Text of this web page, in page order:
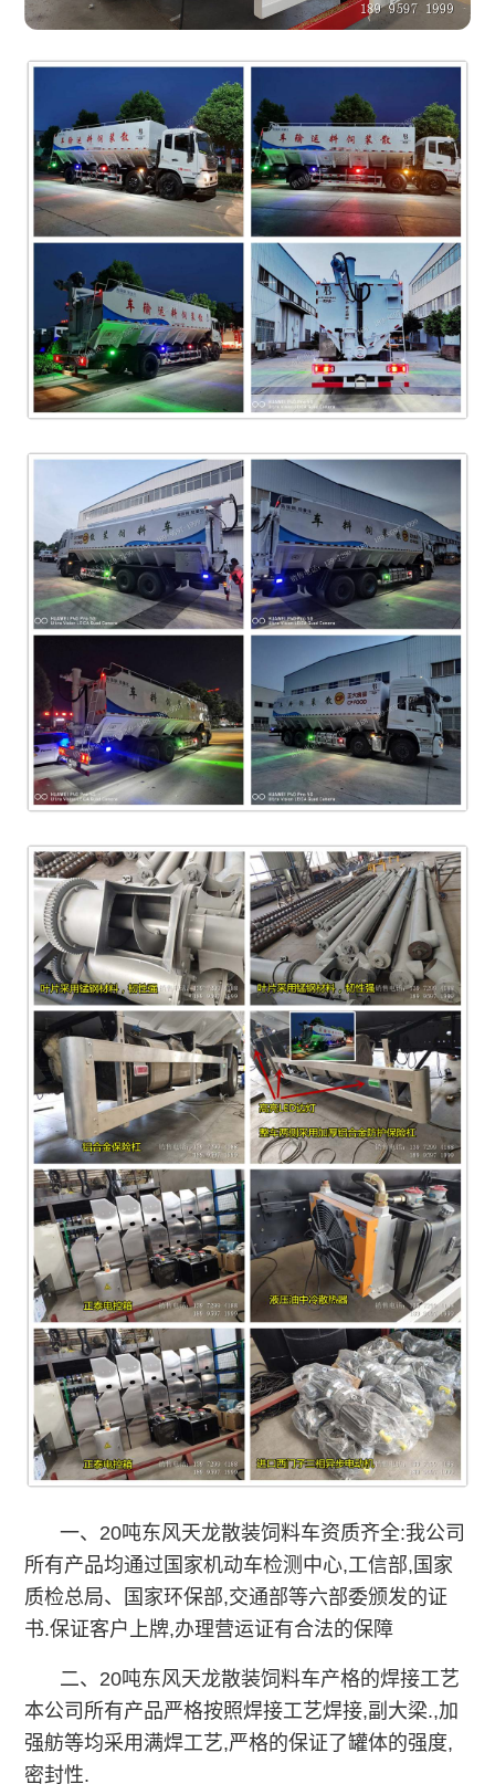
一、20吨东风天龙散装饲料车资质齐全:我公司
所有产品均通过国家机动车检测中心,工信部,国家
质检总局、国家环保部,交通部等六部委颁发的证
书.保证客户上牌,办理营运证有合法的保障
二、20吨东风天龙散装饲料车产格的焊接工艺
本公司所有产品严格按照焊接工艺焊接,副大梁.,加
强舫等均采用满焊工艺,严格的保证了罐体的强度,
密封性.